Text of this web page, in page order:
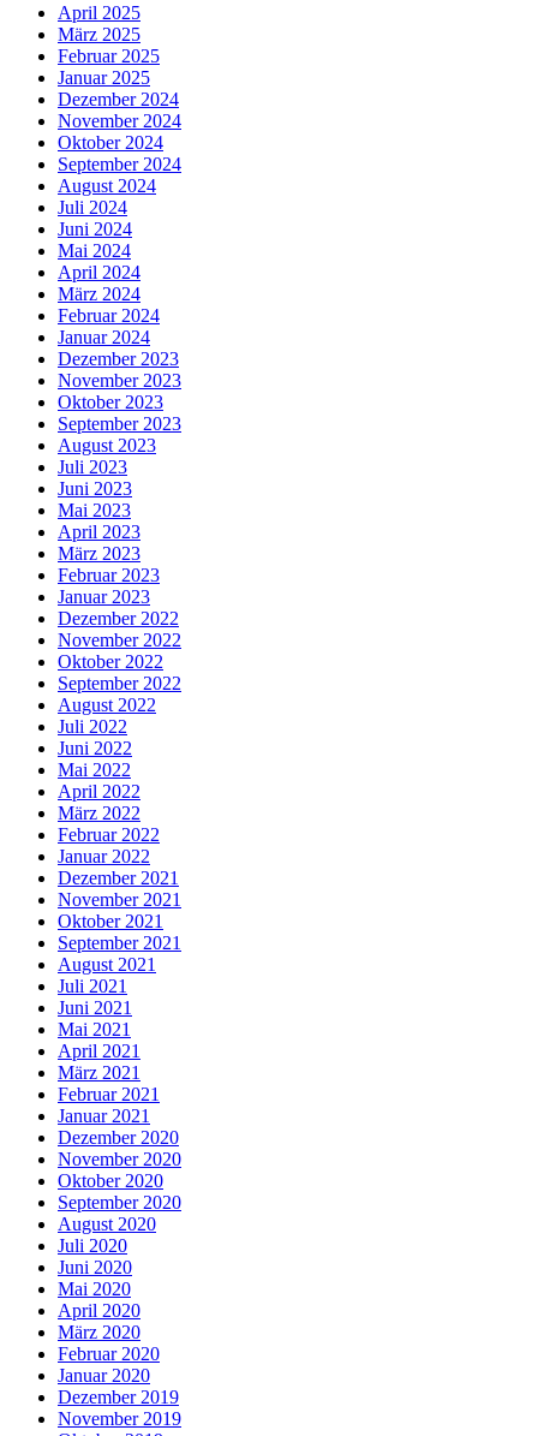
April 2025
März 2025
Februar 2025
Januar 2025
Dezember 2024
November 2024
Oktober 2024
September 2024
August 2024
Juli 2024
Juni 2024
Mai 2024
April 2024
März 2024
Februar 2024
Januar 2024
Dezember 2023
November 2023
Oktober 2023
September 2023
August 2023
Juli 2023
Juni 2023
Mai 2023
April 2023
März 2023
Februar 2023
Januar 2023
Dezember 2022
November 2022
Oktober 2022
September 2022
August 2022
Juli 2022
Juni 2022
Mai 2022
April 2022
März 2022
Februar 2022
Januar 2022
Dezember 2021
November 2021
Oktober 2021
September 2021
August 2021
Juli 2021
Juni 2021
Mai 2021
April 2021
März 2021
Februar 2021
Januar 2021
Dezember 2020
November 2020
Oktober 2020
September 2020
August 2020
Juli 2020
Juni 2020
Mai 2020
April 2020
März 2020
Februar 2020
Januar 2020
Dezember 2019
November 2019